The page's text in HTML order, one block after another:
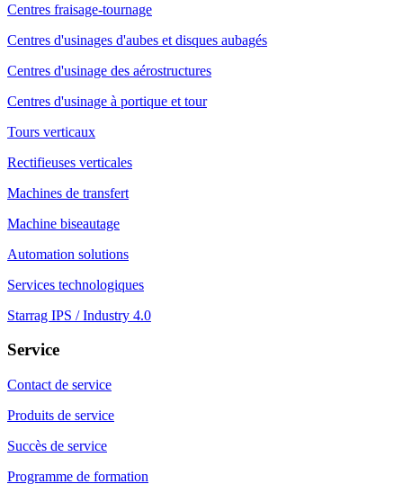
Centres fraisage-tournage
Centres d'usinages d'aubes et disques aubagés
Centres d'usinage des aérostructures
Centres d'usinage à portique et tour
Tours verticaux
Rectifieuses verticales
Machines de transfert
Machine biseautage
Automation solutions
Services technologiques
Starrag IPS / Industry 4.0
Service
Contact de service
Produits de service
Succès de service
Programme de formation